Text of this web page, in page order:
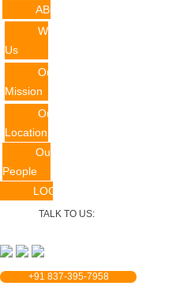
ABOUT
Why
Us
Our
Mission
Our
Location
Our
People
LOGIN
TALK TO US:
+91 837-395-7958